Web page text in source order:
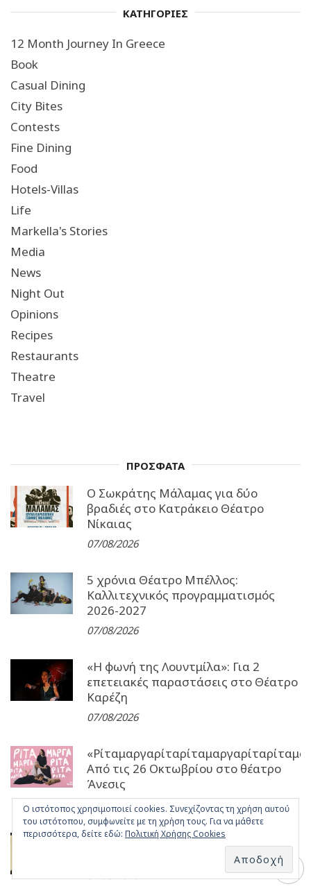
ΚΑΤΗΓΟΡΙΕΣ
12 Month Journey In Greece
Book
Casual Dining
City Bites
Contests
Fine Dining
Food
Hotels-Villas
Life
Markella's Stories
Media
News
Night Out
Opinions
Recipes
Restaurants
Theatre
Travel
ΠΡΟΣΦΑΤΑ
Ο Σωκράτης Μάλαμας για δύο
βραδιές στο Κατράκειο Θέατρο
Νίκαιας
07/08/2026
5 χρόνια Θέατρο Μπέλλος:
Καλλιτεχνικός προγραμματισμός
2026-2027
07/08/2026
«Η φωνή της Λουντμίλα»: Για 2
επετειακές παραστάσεις στο Θέατρο
Καρέζη
07/08/2026
Από τις 26 Οκτωβρίου στο θέατρο
Άνεσις
07/08/2026
Οι 2 νέες “καυτές” θερινές προβολές
Ο ιστότοπος χρησιμοποιεί cookies. Συνεχίζοντας τη χρήση αυτού
του ιστότοπου, συμφωνείτε με τη χρήση τους. Για να μάθετε
περισσότερα, δείτε εδώ: Πολιτική Χρήσης Cookies